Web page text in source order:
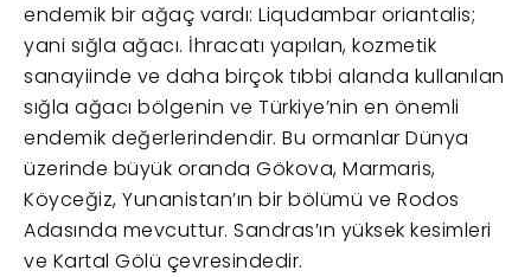
endemik bir ağaç vardı: Liqudambar oriantalis;
yani sığla ağacı. İhracatı yapılan, kozmetik
sanayiinde ve daha birçok tıbbi alanda kullanılan
sığla ağacı bölgenin ve Türkiye’nin en önemli
endemik değerlerindendir. Bu ormanlar Dünya
üzerinde büyük oranda Gökova, Marmaris,
Köyceğiz, Yunanistan’ın bir bölümü ve Rodos
Adasında mevcuttur. Sandras’ın yüksek kesimleri
ve Kartal Gölü çevresindedir.